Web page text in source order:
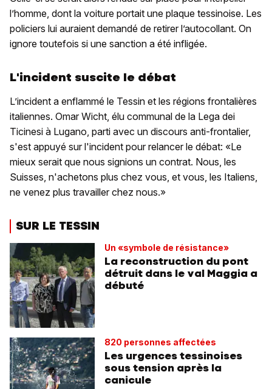
l’homme, dont la voiture portait une plaque tessinoise. Les
policiers lui auraient demandé de retirer l’autocollant. On
ignore toutefois si une sanction a été infligée.
L'incident suscite le débat
L’incident a enflammé le Tessin et les régions frontalières
italiennes. Omar Wicht, élu communal de la Lega dei
Ticinesi à Lugano, parti avec un discours anti-frontalier,
s'est appuyé sur l'incident pour relancer le débat: «Le
mieux serait que nous signions un contrat. Nous, les
Suisses, n'achetons plus chez vous, et vous, les Italiens,
ne venez plus travailler chez nous.»
SUR LE TESSIN
Un «symbole de résistance»
La reconstruction du pont
détruit dans le val Maggia a
débuté
820 personnes affectées
Les urgences tessinoises
sous tension après la
canicule